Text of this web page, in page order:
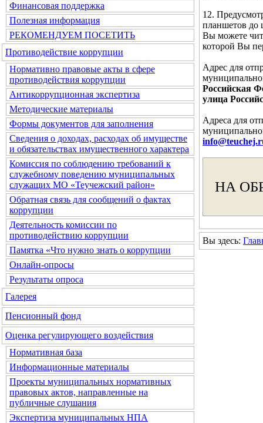
Финансовая поддержка
Полезная информация
РЕКОМЕНДУЕМ ПОСЕТИТЬ
Противодействие коррупции
Нормативно правовые акты в сфере
противодействия коррупции
Антикоррупционная экспертиза
Методические материалы
Формы документов для заполнения
Сведения о доходах, расходах об имуществе
и обязательствах имущественного характера
Комиссия по соблюдению требований к
служебному поведению муниципальных
служащих МО «Теучежский район»
Обратная связь для сообщений о фактах
коррупции
Деятельность комиссии по
противодействию коррупции
Памятка «Что нужно знать о коррупции
Онлайн-опросы
Результаты опроса
Галерея
Пенсионный фонд
Оценка регулирующего воздействия
Нормативная база
Информационные материалы
Проекты муниципальных нормативных
правовых актов, направленные на
публичные слушания
Экспертиза муниципальных НПА
12.
планшетов до
Вы можете
которой Вы
Адрес для
Российская
улица
Адреса для
НА
Вы здесь: